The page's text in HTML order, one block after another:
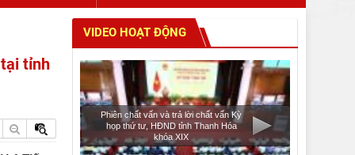
tỉnh
VIDEO HOẠT ĐỘNG
Phiên chất vấn và trả lời chất vấn Kỳ
họp thứ tư, HĐND tỉnh Thanh Hóa
khóa XIX